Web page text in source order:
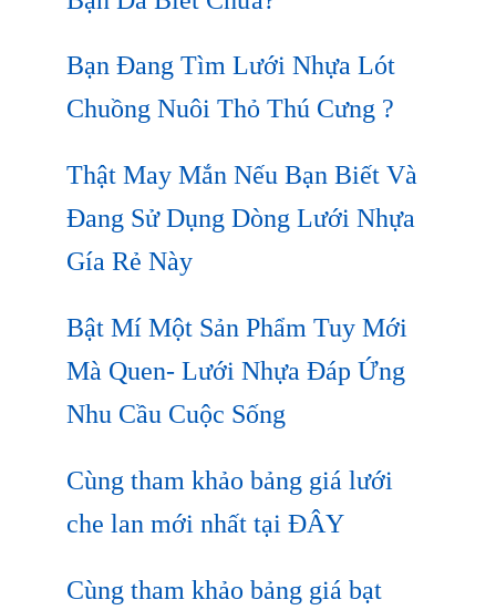
Bạn Đang Tìm Lưới Nhựa Lót
Chuồng Nuôi Thỏ Thú Cưng ?
Thật May Mắn Nếu Bạn Biết Và
Đang Sử Dụng Dòng Lưới Nhựa
Gía Rẻ Này
Bật Mí Một Sản Phẩm Tuy Mới
Mà Quen- Lưới Nhựa Đáp Ứng
Nhu Cầu Cuộc Sống
Cùng tham khảo bảng giá lưới
che lan mới nhất tại ĐÂY
Cùng tham khảo bảng giá bạt